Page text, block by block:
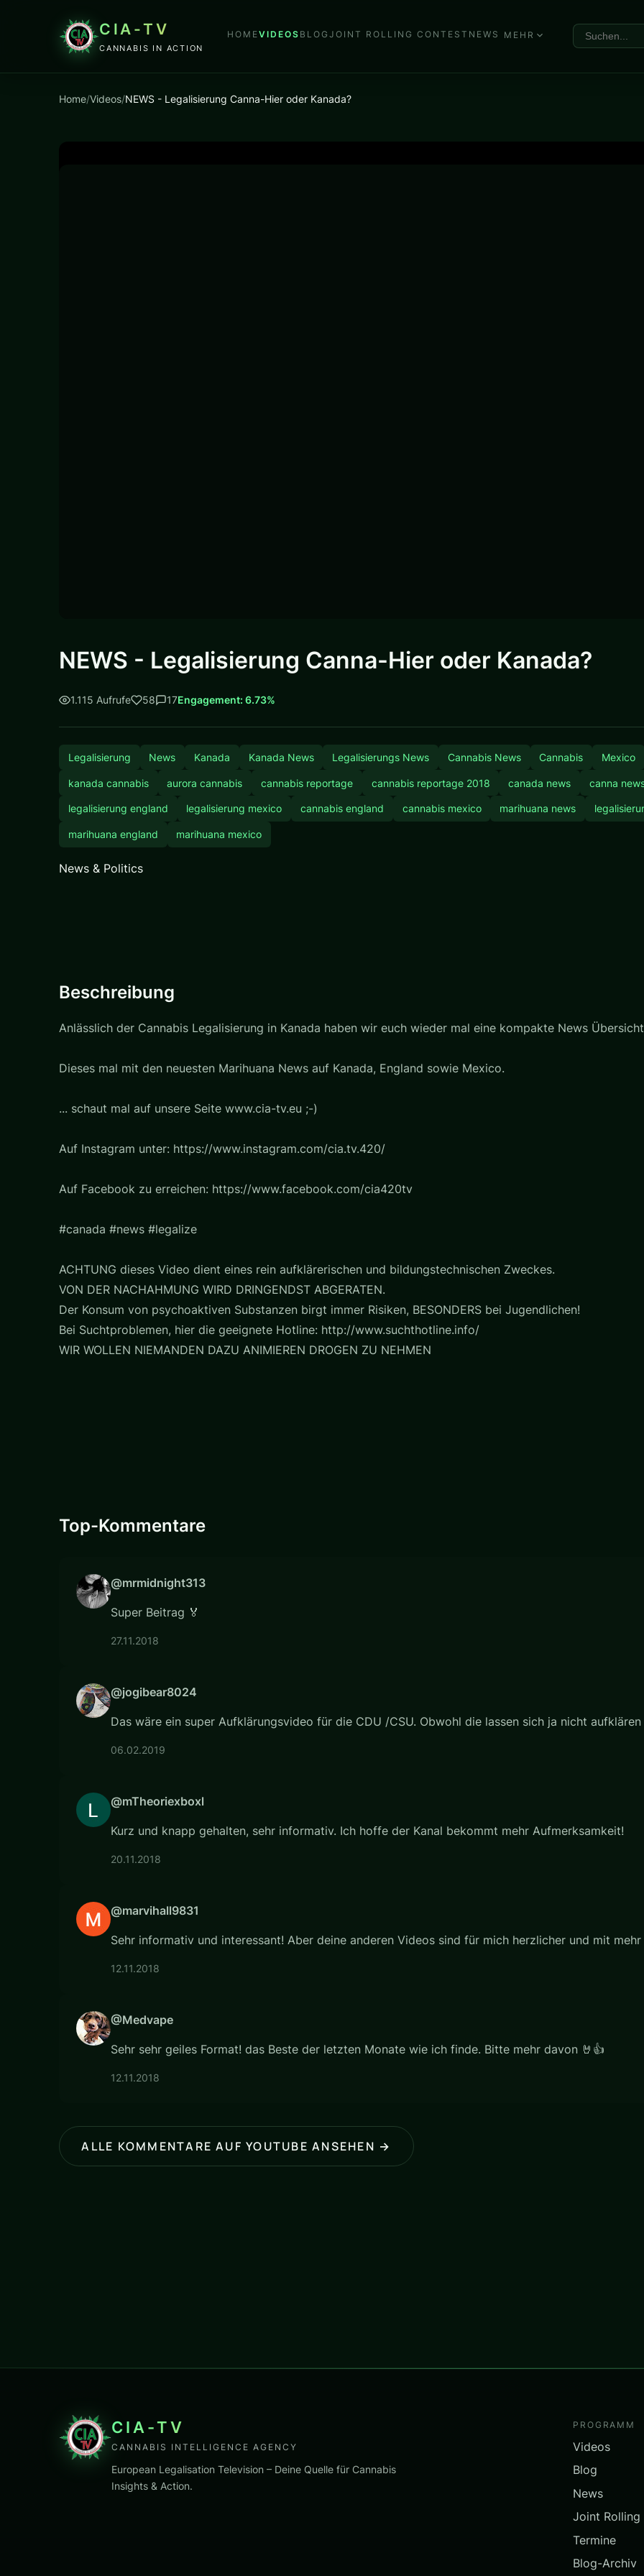
CIA-TV
CANNABIS IN ACTION
HOMEVIDEOS BLOGJOINT ROLLING CONTEST NEWS MEHR
Home/Videos/NEWS - Legalisierung Canna-Hier oder Kanada?
NEWS - Legalisierung Canna-Hier oder Kanada?
1.115 Aufrufe 58 17Engagement: 6.73%
Legalisierung News Kanada Kanada News Legalisierungs News Cannabis News Cannabis Mexico
kanada cannabis aurora cannabis cannabis reportage cannabis reportage 2018 canada news canna
legalisierung england legalisierung mexico cannabis england cannabis mexico marihuana news
marihuana england marihuana mexico
News & Politics
Beschreibung
Anlässlich der Cannabis Legalisierung in Kanada haben wir euch wieder mal eine kompakte News
Dieses mal mit den neuesten Marihuana News auf Kanada, England sowie Mexico.
... schaut mal auf unsere Seite www.cia-tv.eu ;-)
Auf Instagram unter: https://www.instagram.com/cia.tv.420/
Auf Facebook zu erreichen: https://www.facebook.com/cia420tv
#canada #news #legalize
ACHTUNG dieses Video dient eines rein aufklärerischen und bildungstechnischen Zweckes.
VON DER NACHAHMUNG WIRD DRINGENDST ABGERATEN.
Der Konsum von psychoaktiven Substanzen birgt immer Risiken, BESONDERS bei Jugendlichen!
Bei Suchtproblemen, hier die geeignete Hotline: http://www.suchthotline.info/
WIR WOLLEN NIEMANDEN DAZU ANIMIEREN DROGEN ZU NEHMEN
Top-Kommentare
@mrmidnight313
Super Beitrag 🏅
27.11.2018
@jogibear8024
Das wäre ein super Aufklärungsvideo für die CDU /CSU. Obwohl die lassen sich ja nicht
06.02.2019
@mTheoriexboxl
Kurz und knapp gehalten, sehr informativ. Ich hoffe der Kanal bekommt mehr Aufmerksamkeit!
20.11.2018
@marvihall9831
Sehr informativ und interessant! Aber deine anderen Videos sind für mich herzlicher und mit
12.11.2018
@Medvape
Sehr sehr geiles Format! das Beste der letzten Monate wie ich finde. Bitte mehr davon 🤘👍
12.11.2018
ALLE KOMMENTARE AUF YOUTUBE ANSEHEN →
CIA-TV
CANNABIS INTELLIGENCE AGENCY
European Legalisation Television – Deine Quelle für Cannabis
Insights & Action.
PROGRAMM
Videos
Blog
News
Joint
Termine
Blog-Archiv